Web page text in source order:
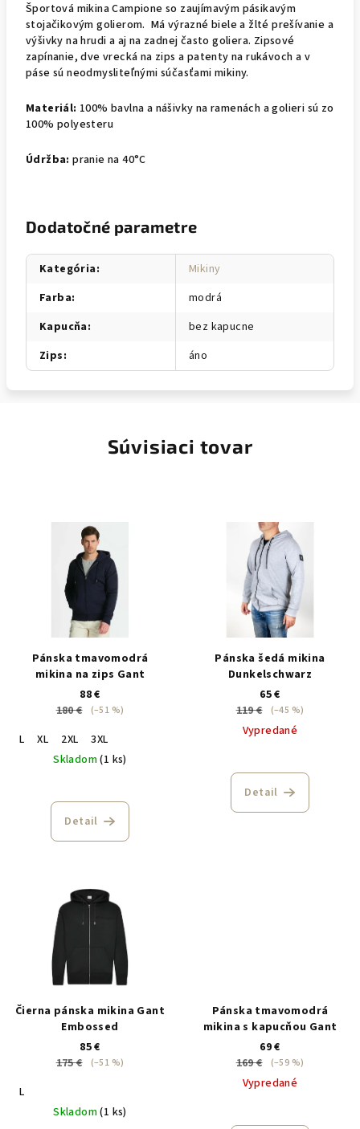
Športová mikina Campione so zaujímavým pásikavým
stojačikovým golierom. Má výrazné biele a žlté prešívanie a
výšivky na hrudi a aj na zadnej často goliera. Zipsové
zapínanie, dve vrecká na zips a patenty na rukávoch a v
páse sú neodmysliteľnými súčasťami mikiny.
Materiál: 100% bavlna a nášivky na ramenách a golieri sú zo
100% polyesteru
Údržba: pranie na 40°C
Dodatočné parametre
Kategória:
Mikiny
Farba:
modrá
Kapucňa:
bez kapucne
Zips: áno
Súvisiaci tovar
Pánska tmavomodrá
mikina na zips Gant
88 €
180 €
(–51 %)
L XL 2XL
3XL
Skladom(1 ks)
Detail
Pánska šedá mikina
Dunkelschwarz
65 €
119 €
(–45 %)
Vypredané
Detail
Čierna pánska mikina Gant
Embossed
85 €
175 €
(–51 %)
L
Skladom(1 ks)
Pánska tmavomodrá
mikina s kapucňou Gant
69 €
169 €
(–59 %)
Vypredané